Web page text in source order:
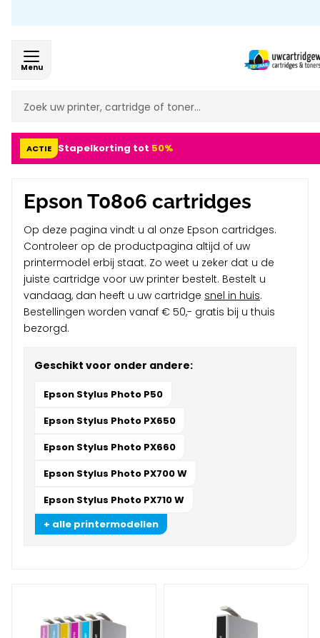
Menu
ACTIE Stapelkorting tot 50%
Epson T0806 cartridges
Op deze pagina vindt u al onze Epson cartridges.
Controleer op de productpagina altijd of uw
printermodel erbij staat. Zo weet u zeker dat u de
juiste cartridge voor uw printer bestelt. Bestelt u
vandaag, dan heeft u uw cartridge snel in huis.
Bestellingen worden vanaf € 50,- gratis bij u thuis
bezorgd.
Geschikt voor onder andere:
Epson Stylus Photo P50
Epson Stylus Photo PX650
Epson Stylus Photo PX660
Epson Stylus Photo PX700 W
Epson Stylus Photo PX710 W
+ alle printermodellen